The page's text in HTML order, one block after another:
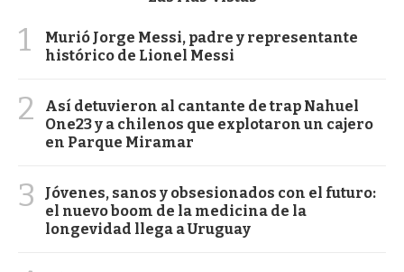
1
Murió Jorge Messi, padre y representante
histórico de Lionel Messi
2
Así detuvieron al cantante de trap Nahuel
One23 y a chilenos que explotaron un cajero
en Parque Miramar
3
Jóvenes, sanos y obsesionados con el futuro:
el nuevo boom de la medicina de la
longevidad llega a Uruguay